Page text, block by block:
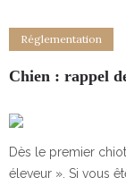
Réglementation
Chien : rappel
Dès le premier
éleveur ». Si vous